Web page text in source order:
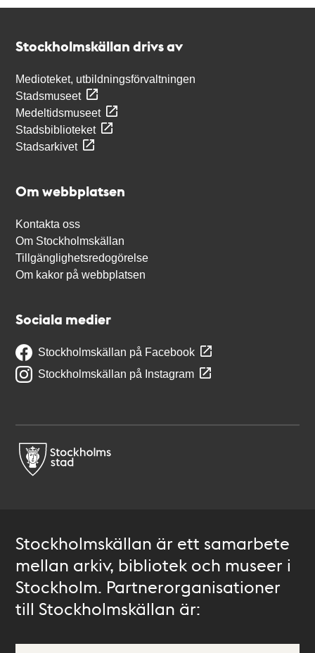
Stockholmskällan drivs av
Medioteket, utbildningsförvaltningen
Stadsmuseet
Medeltidsmuseet
Stadsbiblioteket
Stadsarkivet
Om webbplatsen
Kontakta oss
Om Stockholmskällan
Tillgänglighetsredogörelse
Om kakor på webbplatsen
Sociala medier
Stockholmskällan på Facebook
Stockholmskällan på Instagram
Stockholmskällan är ett samarbete
mellan arkiv, bibliotek och museer i
Stockholm. Partnerorganisationer
till Stockholmskällan är: